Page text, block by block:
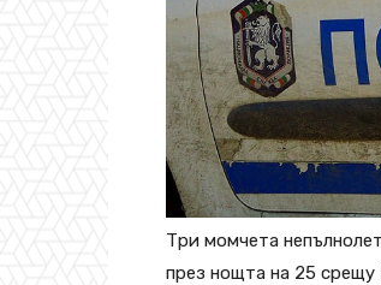
Три момчета
през нощта на 25